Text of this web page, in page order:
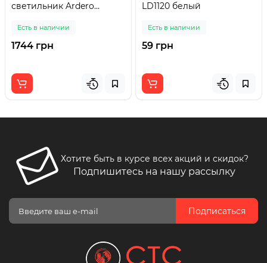
светильник Ardero
белый
Есть в наличии
1744 грн
LD1120 белый
Есть в наличии
59 грн
Хотите быть в курсе всех акций и скидок?
Подпишитесь на нашу рассылку
Подписаться